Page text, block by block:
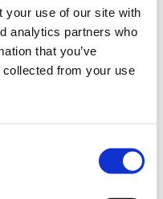
your use of our site with
analytics partners who
that you’ve
collected from your use
να κατανοήσουν
και να
του. Μέσα απο μια
λειτουργεί ένα
αλγόριθμο. Το
για να
συμμετέχοντες θα